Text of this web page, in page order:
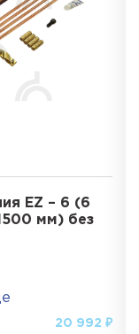
EZ – 6 (6
мм) без
20 992 ₽